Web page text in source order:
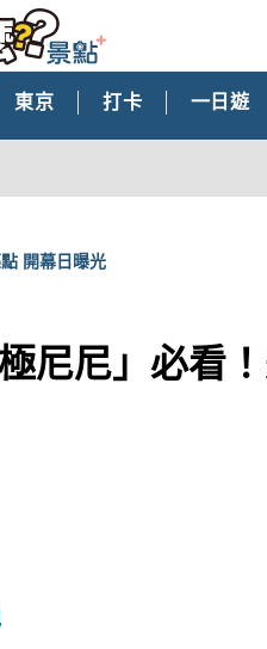
東京 打卡 一日遊
開幕日曝光
尼尼」必看